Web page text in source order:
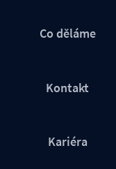
Co děláme
Kontakt
Kariéra